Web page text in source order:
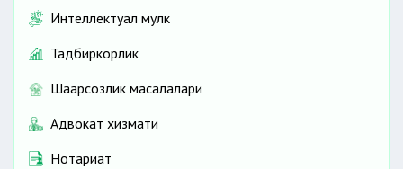
Интеллектуал мулк
Тадбиркорлик
Шаҳарсозлик масалалари
Адвокат хизмати
Нотариат